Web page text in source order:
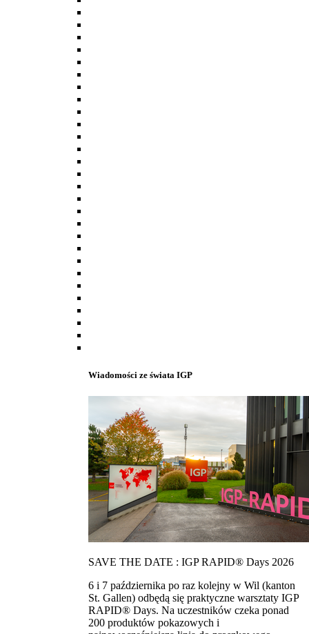
Wiadomości ze świata IGP
SAVE THE DATE : IGP RAPID® Days 2026
6 i 7 października po raz kolejny w Wil (kanton
St. Gallen) odbędą się praktyczne warsztaty IGP
RAPID® Days. Na uczestników czeka ponad
200 produktów pokazowych i